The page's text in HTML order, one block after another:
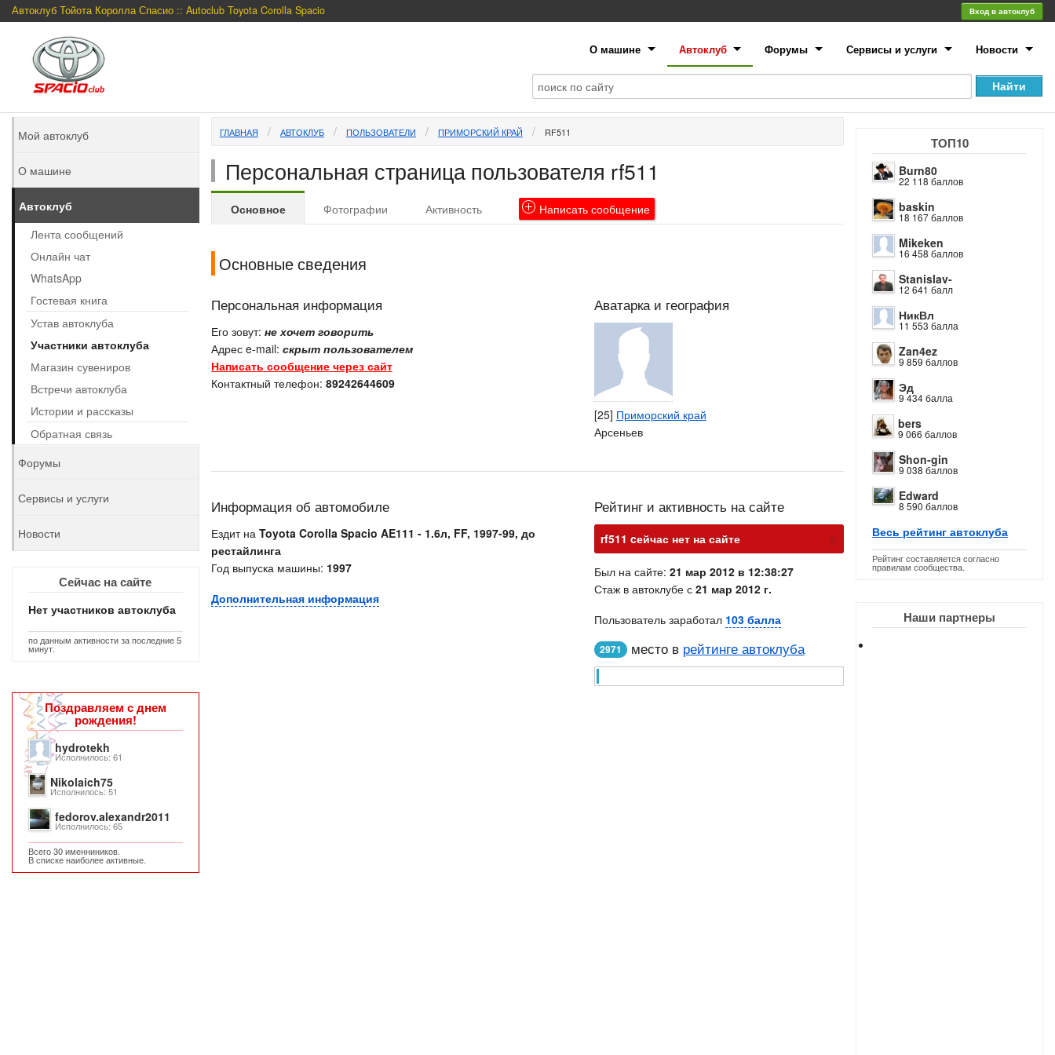
Автоклуб Тойота Королла Спасио :: Autoclub Toyota Corolla Spacio Вход в автоклуб
О машине Автоклуб Форумы Сервисы и услуги Новости
ТОП10
Burn80
22 118 баллов
baskin
18 167 баллов
Mikeken
16 458 баллов
Stanislav-
12 641 балл
НикВл
11 553 балла
Zan4ez
9 859 баллов
Эд
9 434 балла
bers
9 066 баллов
Shon-gin
9 038 баллов
Edward
8 590 баллов
Весь рейтинг автоклуба
Рейтинг составляется согласно
правилам сообщества.
Наши партнеры
ГЛАВНАЯ АВТОКЛУБ ПОЛЬЗОВАТЕЛИ ПРИМОРСКИЙ КРАЙ RF511
Персональная страница пользователя rf511
Основное Фотографии Активность Написатьсообщение
Основные сведения
Персональная информация
Его зовут: не хочет говорить
Адрес e-mail: скрыт пользователем
Написать сообщение через сайт
Контактный телефон: 89242644609
Аватарка и география
[25] Приморский край
Арсеньев
Информация об автомобиле
Ездит на Toyota Corolla Spacio AE111 - 1.6л, FF, 1997-99, до
рестайлинга
Год выпуска машины: 1997
Дополнительная информация
Рейтинг и активность на сайте
rf511 cейчас нет на сайте х
Был на сайте: 21 мар 2012 в 12:38:27
Стаж в автоклубе с 21 мар 2012 г.
Пользователь заработал 103 балла
2971 место в рейтинге автоклуба
Мой автоклуб
О машине
Автоклуб
Лента сообщений
Онлайн чат
WhatsApp
Гостевая книга
Устав автоклуба
Участники автоклуба
Магазин сувениров
Встречи автоклуба
Истории и рассказы
Обратная связь
Форумы
Сервисы и услуги
Новости
Сейчас на сайте
Нет участников автоклуба
по данным активности за последние 5
минут.
Поздравляем с днем
рождения!
hydrotekh
Исполнилось: 61
Nikolaich75
Исполнилось: 51
fedorov.alexandr2011
Исполнилось: 65
Всего 30 именниников.
В списке наиболее активные.